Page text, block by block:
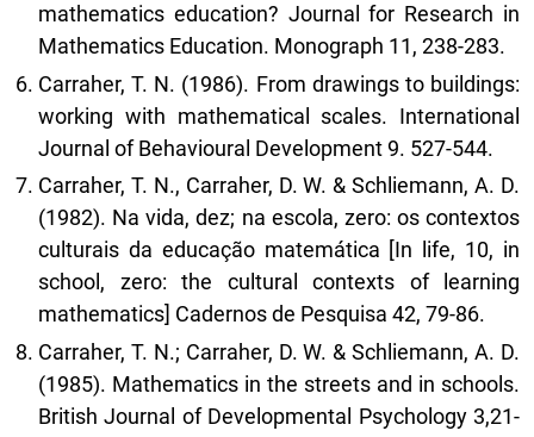
mathematics education? Journal for Research in
Mathematics Education. Monograph 11, 238-283.
Carraher, T. N. (1986). From drawings to buildings:
working with mathematical scales. International
Journal of Behavioural Development 9. 527-544.
Carraher, T. N., Carraher, D. W. & Schliemann, A. D.
(1982). Na vida, dez; na escola, zero: os contextos
culturais da educação matemática [In life, 10, in
school, zero: the cultural contexts of learning
mathematics] Cadernos de Pesquisa 42, 79-86.
Carraher, T. N.; Carraher, D. W. & Schliemann, A. D.
(1985). Mathematics in the streets and in schools.
British Journal of Developmental Psychology 3,21-